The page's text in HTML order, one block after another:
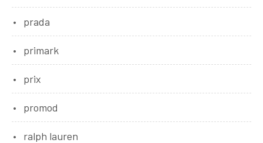
prada
primark
prix
promod
ralph lauren